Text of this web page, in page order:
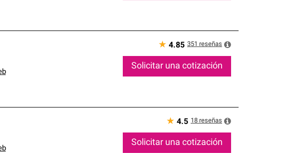
★ 4.85 351 reseñas
Solicitar una cotización
★ 4.5 18 reseñas
Solicitar una cotización